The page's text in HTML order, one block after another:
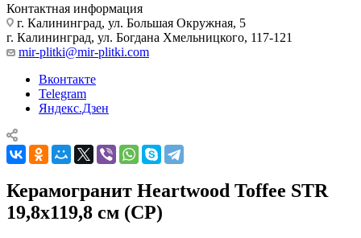
Контактная информация
г. Калининград, ул. Большая Окружная, 5
г. Калининград, ул. Богдана Хмельницкого, 117-121
mir-plitki@mir-plitki.com
Вконтакте
Telegram
Яндекс.Дзен
Керамогранит Heartwood Toffee STR
19,8x119,8 см (CP)